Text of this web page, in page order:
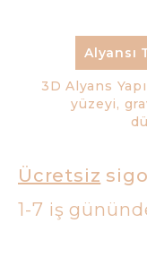
Alyansı
3D Alyans
yüzeyi,
Ücretsiz
1-7 iş